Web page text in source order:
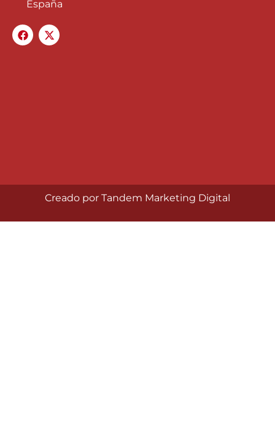
España
Creado por Tandem Marketing Digital